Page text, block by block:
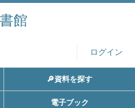
館
ログイン
🔎資料を探す
電子ブック